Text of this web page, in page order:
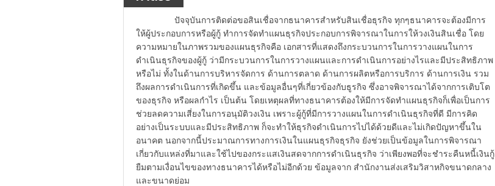
ปัจจุบันการติดต่อขอสินเชื่อจากธนาคารสำหรับสินเชื่อธุรกิจ ทุกๆธนาคารจะต้องมีการ
ให้ผู้ประกอบการหรือผู้กู้ ทำการจัดทำแผนธุรกิจประกอบการพิจารณาในการให้วงเงินสินเชื่อ โดย
ความหมายในภาพรวมของแผนธุรกิจคือ เอกสารที่แสดงถึงกระบวนการในการวางแผนในการ
ดำเนินธุรกิจของผู้กู้ ว่ามีกระบวนการในการวางแผนและการดำเนินการอย่างไรและมีประสิทธิภาพ
หรือไม่ ทั้งในด้านการบริหารจัดการ ด้านการตลาด ด้านการผลิตหรือการบริการ ด้านการเงิน รวม
ถึงผลการดำเนินการที่เกิดขึ้น และข้อมูลอื่นๆที่เกี่ยวข้องกับธูรกิจ ซึ่งอาจพิจารณาได้จากการเติบโต
ของธุรกิจ หรือผลกำไร เป็นต้น โดยเหตุผลที่ทางธนาคารต้องให้มีการจัดทำแผนธุรกิจก็เพื่อเป็นการ
ช่วยลดความเสี่ยงในการอนุมัติวงเงิน เพราะผู้กู้ที่มีการวางแผนในการดำเนินธุรกิจที่ดี มีการคิด
อย่างเป็นระบบและมีประสิทธิภาพ ก็จะทำให้ธุรกิจดำเนินการไปได้ด้วยดีและไม่เกิดปัญหาขึ้นใน
อนาคต นอกจากนี้ประมาณการทางการเงินในแผนธุรกิจธุรกิจ ยังช่วยเป็นข้อมูลในการพิจารณา
เกี่ยวกับแหล่งที่มาและใช้ไปของกระแสเงินสดจากการดำเนินธุรกิจ ว่าเพียงพอที่จะชำระคืนหนี้เงินกู้
ยืมตามเงื่อนไขของทางธนาคารได้หรือไม่อีกด้วย ข้อมูลจาก สำนักงานส่งเสริมวิสาหกิจขนาดกลาง
และขนาดย่อม